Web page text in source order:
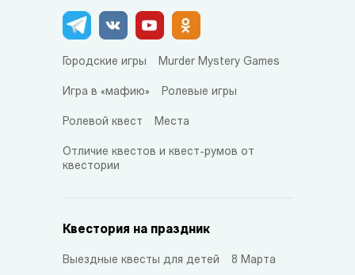
Городские игры Murder Mystery Games
Игра в «мафию» Ролевые игры
Ролевой квест Места
Отличие квестов и квест-румов от
квестории
Квестория на праздник
Выездные квесты для детей 8 Марта